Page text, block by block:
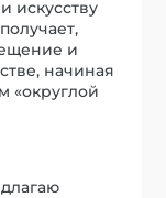
Мы
ПС в
затем